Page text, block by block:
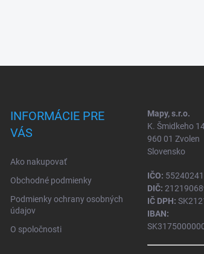
INFORMÁCIE PRE
VÁS
Ako nakupovať
Obchodné podmienky
Podmienky ochrany osobných
údajov
O spoločnosti
Mapy, s.r.o.
K. Šmidkeho
960 01 Zvolen
Slovensko
IČO: 55240241
DIČ:
IČ DPH:
IBAN: